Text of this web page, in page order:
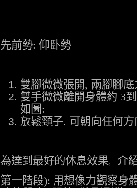
先前勢: 仰卧勢
雙腳微微張開, 兩腳腳
雙手微微離開身體約 3到
如圖 :
放鬆頸子. 可朝向任何方
為達到最好的休息效果, 介
第一階段): 用想像力觀察身